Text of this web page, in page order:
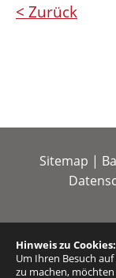
Hinweis zu Cookies:
Um Ihren Besuch
zu machen,
< Zurück
Sitemap |